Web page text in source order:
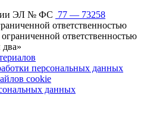
ЭЛ № ФС 77 — 73258
ответственностью
ответственностью
персональных данных
cookie
данных